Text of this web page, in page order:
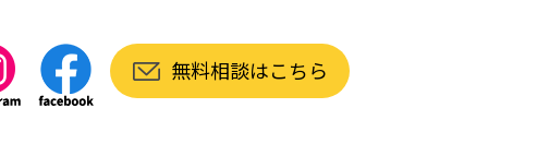
無料相談はこちら